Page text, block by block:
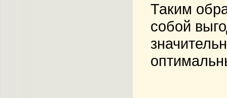
Таким
собой